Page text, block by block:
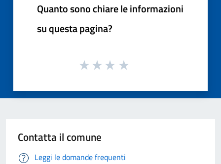
Quanto sono chiare le informazioni
su questa pagina?
Contatta il comune
Leggi le domande frequenti